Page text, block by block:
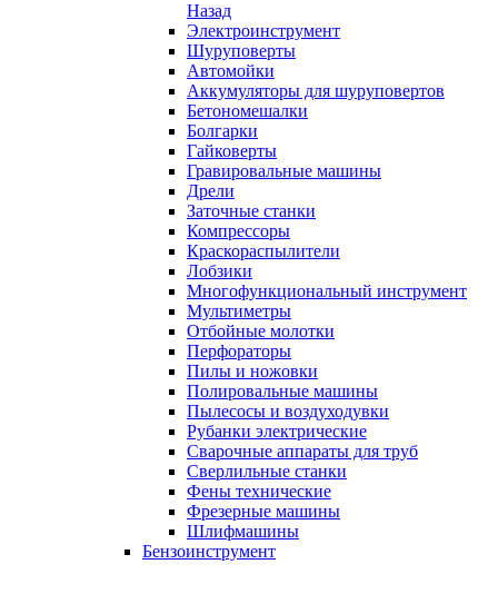
Назад
Электроинструмент
Шуруповерты
Автомойки
Аккумуляторы для шуруповертов
Бетономешалки
Болгарки
Гайковерты
Гравировальные машины
Дрели
Заточные станки
Компрессоры
Краскораспылители
Лобзики
Многофункциональный инструмент
Мультиметры
Отбойные молотки
Перфораторы
Пилы и ножовки
Полировальные машины
Пылесосы и воздуходувки
Рубанки электрические
Сварочные аппараты для труб
Сверлильные станки
Фены технические
Фрезерные машины
Шлифмашины
Бензоинструмент